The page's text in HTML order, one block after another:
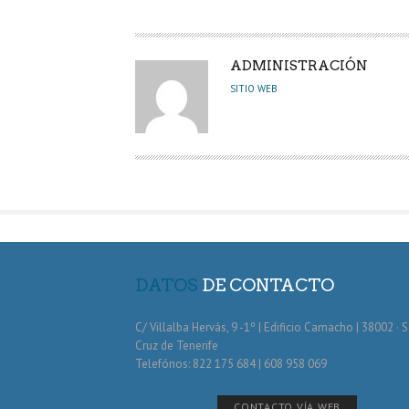
A
U
R
ADMINISTRACIÓN
SITIO WEB
DATOS DE CONTACTO
C/ Villalba Hervás, 9 -1º | Edificio Camacho | 38002 ·
Cruz de Tenerife
Telefónos: 822 175 684 | 608 958 069